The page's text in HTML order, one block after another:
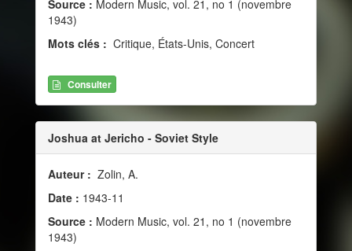
Source : Modern Music, vol. 21, no 1 (novembre
1943)
Mots clés : Critique, États-Unis, Concert
Consulter
Joshua at Jericho - Soviet Style
Auteur : Zolin, A.
Date : 1943-11
Source : Modern Music, vol. 21, no 1 (novembre
1943)